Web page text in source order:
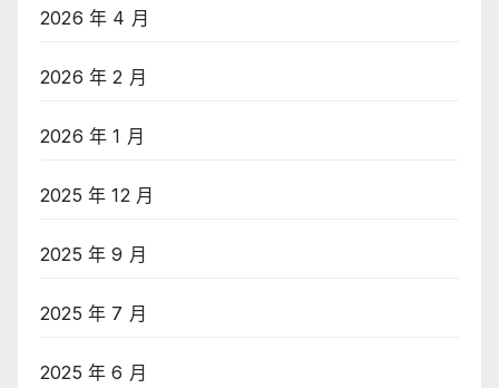
2026 年 4 月
2026 年 2 月
2026 年 1 月
2025 年 12 月
2025 年 9 月
2025 年 7 月
2025 年 6 月